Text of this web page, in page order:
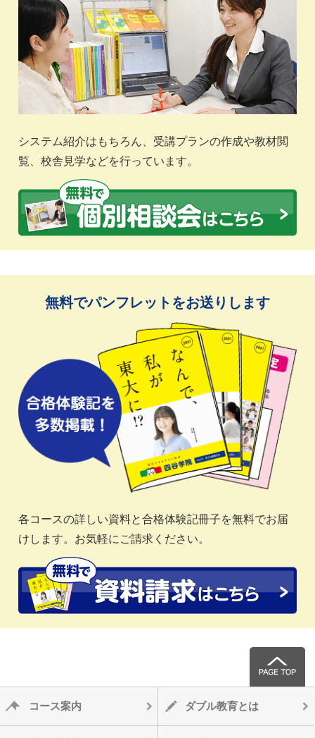
システム紹介はもちろん、受講プランの作成や教材閲
覧、校舎見学などを行っています。
無料でパンフレットをお送りします
各コースの詳しい資料と合格体験記冊子を無料でお届
けします。お気軽にご請求ください。
コース案内 ダブル教育とは